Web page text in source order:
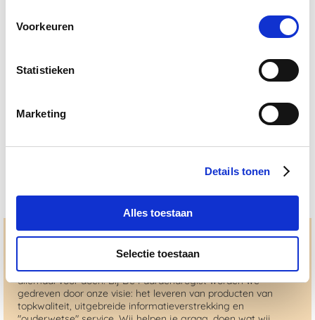
Voorkeuren
Statistieken
Marketing
Details tonen
Alles toestaan
Selectie toestaan
Hulp en advies nodig?
Jouw paard gezond houden en krijgen. Dat is waar we het
allemaal voor doen. Bij De Paardendrogist worden we
gedreven door onze visie: het leveren van producten van
topkwaliteit, uitgebreide informatieverstrekking en